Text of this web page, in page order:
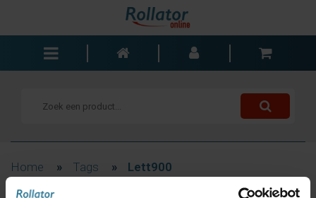
Rolstoelen
Trolleys
Home » Tags » Lett900